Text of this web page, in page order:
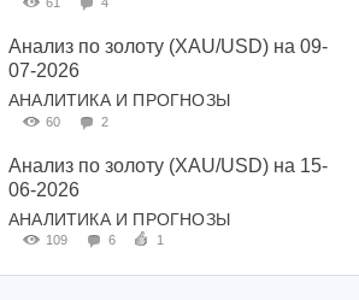
Анализ по золоту (XAU/USD) на 09-
07-2026
АНАЛИТИКА И ПРОГНОЗЫ
60 2
Анализ по золоту (XAU/USD) на 15-
06-2026
АНАЛИТИКА И ПРОГНОЗЫ
109 6 1